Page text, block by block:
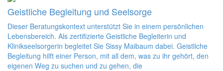
Geistliche Begleitung und Seelsorge
Dieser Beratungskontext unterstützt Sie in einem persönlichen
Lebensbereich. Als zertifizierte Geistliche Begleiterin und
Klinikseelsorgerin begleitet Sie Sissy Maibaum dabei. Geistliche
Begleitung hilft einer Person, mit all dem, was zu ihr gehört, den
eigenen Weg zu suchen und zu gehen, die